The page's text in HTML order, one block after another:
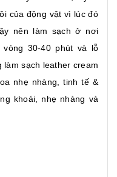
của động vật vì lúc đó
nên làm sạch ở nơi
30-40 phút và lỗ
sạch leather cream
nhẹ nhàng, tinh tế &
khoái, nhẹ nhàng và